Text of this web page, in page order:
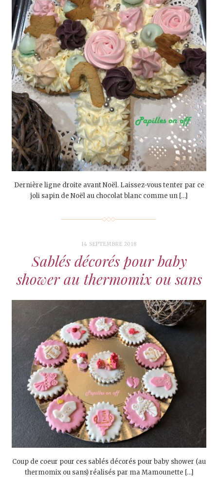
Dernière ligne droite avant Noël. Laissez-vous tenter par ce
joli sapin de Noël au chocolat blanc comme un […]
14 SEPTEMBRE 2018
Sablés décorés pour baby
shower au thermomix ou sans
Coup de coeur pour ces sablés décorés pour baby shower (au
thermomix ou sans) réalisés par ma Mamounette […]